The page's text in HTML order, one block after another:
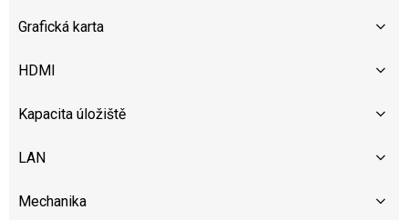
Grafická karta
HDMI
Kapacita úložiště
LAN
Mechanika